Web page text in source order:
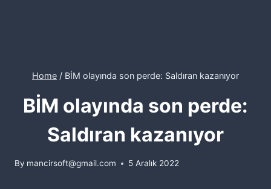
Home / BİM olayında son perde: Saldıran kazanıyor
BİM olayında son perde:
Saldıran kazanıyor
By mancirsoft@gmail.com 5 Aralık 2022